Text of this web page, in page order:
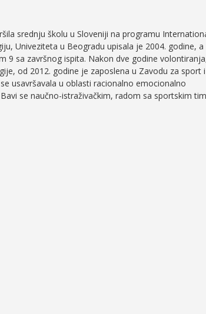
srednju školu u Sloveniji na programu
Univeziteta u Beogradu upisala je 2004. godine, a
9 sa završnog ispita. Nakon dve godine
od 2012. godine je zaposlena u Zavodu za sport i
usavršavala u oblasti racionalno emocionalno
se naučno-istraživačkim, radom sa sportskim